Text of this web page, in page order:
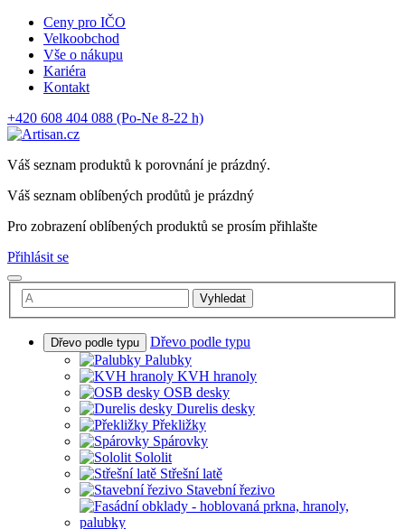
Ceny pro IČO
Velkoobchod
Vše o nákupu
Kariéra
Kontakt
+420 608 404 088 (Po-Ne 8-22 h)
Váš seznam produktů k porovnání je prázdný.
Váš seznam oblíbených prodůtů je prázdný
Pro zobrazení oblíbených produktů se prosím přihlašte
Přihlásit se
Vyhledat
Dřevo podle typu
Dřevo podle typu
Palubky
KVH hranoly
OSB desky
Durelis desky
Překližky
Spárovky
Sololit
Střešní latě
Stavební řezivo